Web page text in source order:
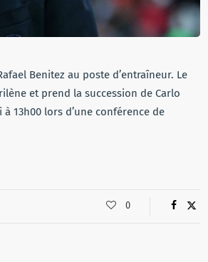
Benitez au poste d’entraîneur. Le
et prend la succession de Carlo
13h00 lors d’une conférence de
0